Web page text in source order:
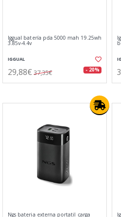
Iggual batería pda 5000 mah 19.25wh
3.85v-4.4v
IGGUAL
29,88€ 37,35€ - 20%
Ngs bateria externa portatil carga